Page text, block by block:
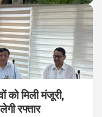
को मिली मंजूरी,
रफ्तार